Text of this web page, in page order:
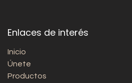
Enlaces de interés
Inicio
Únete
Productos